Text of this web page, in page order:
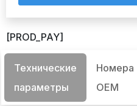
[PROD_PAY]
Технические
параметры
Номера
OEM